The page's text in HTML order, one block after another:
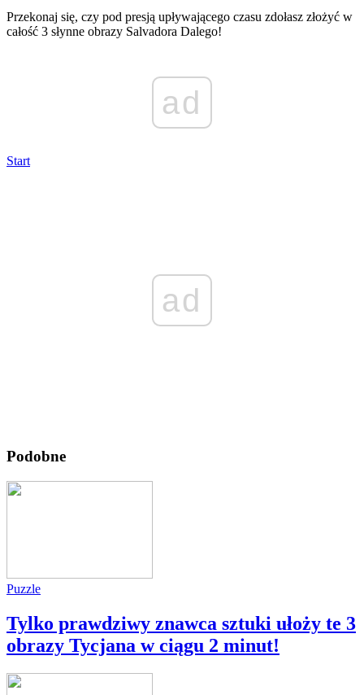
Przekonaj się, czy pod presją upływającego czasu zdołasz złożyć w
całość 3 słynne obrazy Salvadora Dalego!
ad
Start
ad
Podobne
Puzzle
Tylko prawdziwy znawca sztuki ułoży te 3
obrazy Tycjana w ciągu 2 minut!